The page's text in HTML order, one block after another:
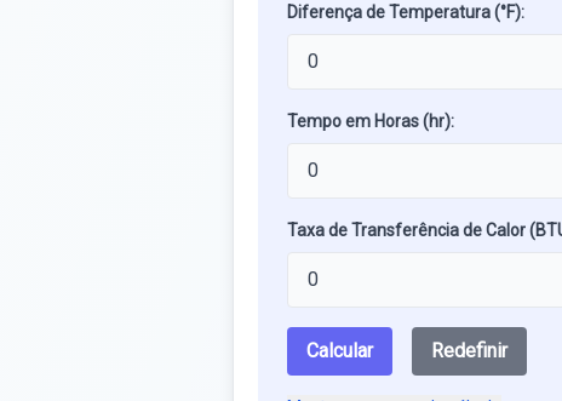
Diferença de Temperatura (°F):
Tempo em Horas (hr):
Taxa de Transferência de Calor
Calcular Redefinir